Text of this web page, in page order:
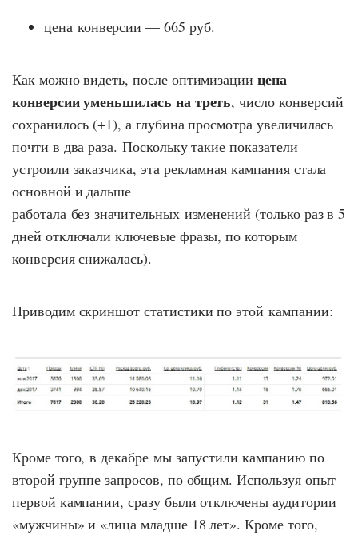
цена конверсии — 665 руб.
Как можно видеть, после оптимизациицена
конверсии уменьшилась на треть, число конверсий
сохранилось (+1), а глубина просмотра увеличилась
почти в два раза. Поскольку такие показатели
устроили заказчика, эта рекламная кампания стала
основной и дальше
работала без значительных изменений (только раз в 5
дней отключали ключевые фразы, по которым
конверсия снижалась).
Приводим скриншот статистики по этой кампании:
Кроме того, в декабре мы запустили кампанию по
второй группе запросов, по общим. Используя опыт
первой кампании, сразу были отключены аудитории
«мужчины» и «лица младше 18 лет». Кроме того,